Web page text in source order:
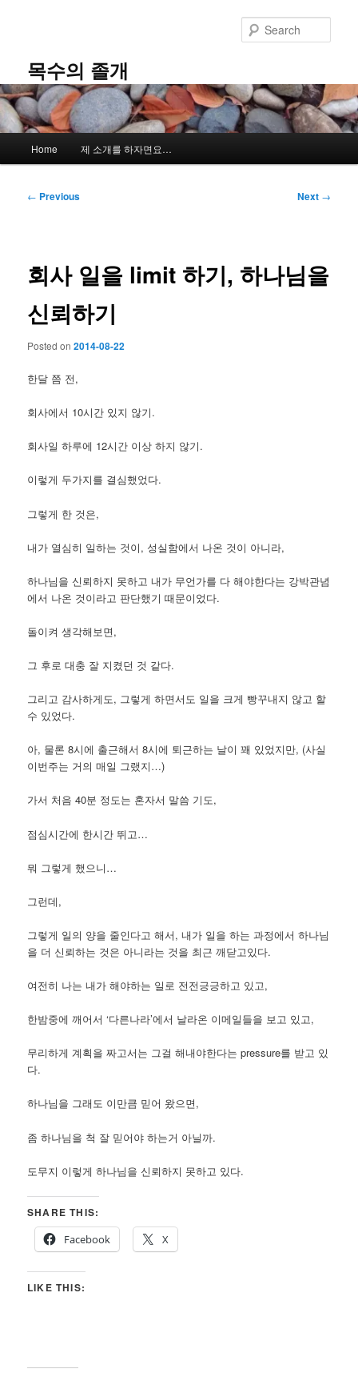
content목수의 졸개
Home 제 소개를 하자면요…
Post
← Previous Next →
회사 일을 limit 하기, 하나님을
신뢰하기
Posted on2014-08-22
한달 쯤 전,
회사에서 10시간 있지 않기.
회사일 하루에 12시간 이상 하지 않기.
이렇게 두가지를 결심했었다.
그렇게 한 것은,
내가 열심히 일하는 것이, 성실함에서 나온 것이 아니라,
하나님을 신뢰하지 못하고 내가 무언가를 다 해야한다는 강박관념
에서 나온 것이라고 판단했기 때문이었다.
돌이켜 생각해보면,
그 후로 대충 잘 지켰던 것 같다.
그리고 감사하게도, 그렇게 하면서도 일을 크게 빵꾸내지 않고 할
수 있었다.
아, 물론 8시에 출근해서 8시에 퇴근하는 날이 꽤 있었지만, (사실
이번주는 거의 매일 그랬지…)
가서 처음 40분 정도는 혼자서 말씀 기도,
점심시간에 한시간 뛰고…
뭐 그렇게 했으니…
그런데,
그렇게 일의 양을 줄인다고 해서, 내가 일을 하는 과정에서 하나님
을 더 신뢰하는 것은 아니라는 것을 최근 깨닫고있다.
여전히 나는 내가 해야하는 일로 전전긍긍하고 있고,
한밤중에 깨어서 ‘다른나라’에서 날라온 이메일들을 보고 있고,
무리하게 계획을 짜고서는 그걸 해내야한다는 pressure를 받고 있
다.
하나님을 그래도 이만큼 믿어 왔으면,
좀 하나님을 척 잘 믿어야 하는거 아닐까.
도무지 이렇게 하나님을 신뢰하지 못하고 있다.
SHARE THIS:
Facebook
X
LIKE THIS: